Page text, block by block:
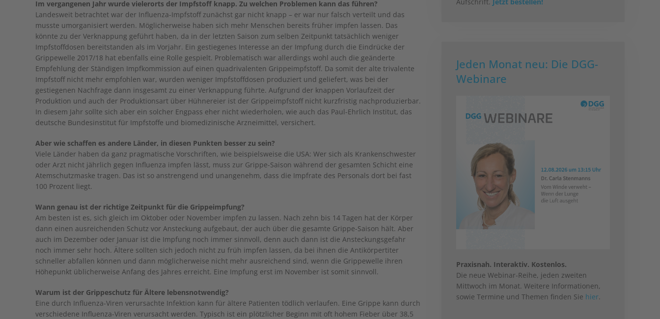
Im vergangenen Jahr wurde vielerorts der Impfstoff knapp. Zu welchen Problemen kann das führen?
Landesweit betrachtet war der Influenza-Impfstoff zunächst gar nicht knapp – er war nur falsch verteilt und das
musste umorganisiert werden. Möglicherweise haben sich mehr Menschen bereits früher impfen lassen. Das
könnte zu der Verknappung geführt haben, da in der letzten Saison zum selben Zeitpunkt tatsächlich weniger
Impfstoffdosen bereitstanden als im Vorjahr. Ein gestiegenes Interesse an der Impfung durch die Eindrücke der
Grippewelle 2017/18 hat ebenfalls eine Rolle gespielt. Problematisch war allerdings wohl auch die geänderte
Empfehlung der Ständigen Impfkommission auf einen quadrivalenten Grippeimpfstoff. Da somit der alte trivalente
Impfstoff nicht mehr empfohlen war, wurden weniger Impfstoffdosen produziert und geliefert, was bei der
gestiegenen Nachfrage dann insgesamt zu einer Verknappung führte. Aufgrund der knappen Vorlaufzeit der
Produktion und auch der Produktionsart über Hühnereier ist der Grippeimpfstoff nicht kurzfristig nachproduzierbar.
In diesem Jahr sollte sich aber ein solcher Engpass eher nicht wiederholen, wie auch das Paul-Ehrlich Institut, das
deutsche Bundesinstitut für Impfstoffe und biomedizinische Arzneimittel, versichert.
Aber wie schaffen es andere Länder, in diesen Punkten besser zu sein?
Viele Länder haben da ganz pragmatische Vorschriften, wie beispielsweise die USA: Wer sich als Krankenschwester
oder Arzt nicht jährlich gegen Influenza impfen lässt, muss zur Grippe-Saison während der gesamten Schicht eine
Atemschutzmaske tragen. Das ist so anstrengend und unangenehm, dass die Impfrate des Personals dort bei fast
100 Prozent liegt.
Wann genau ist der richtige Zeitpunkt für die Grippeimpfung?
Am besten ist es, sich gleich im Oktober oder November impfen zu lassen. Nach zehn bis 14 Tagen hat der Körper
dann einen ausreichenden Schutz vor Ansteckung aufgebaut, der auch über die gesamte Grippe-Saison hält. Aber
auch im Dezember oder Januar ist die Impfung noch immer sinnvoll, denn auch dann ist die Ansteckungsgefahr
noch immer sehr hoch. Ältere sollten sich jedoch nicht zu früh impfen lassen, da bei ihnen die Antikörpertiter
schneller abfallen können und dann möglicherweise nicht mehr ausreichend sind, wenn die Grippewelle ihren
Höhepunkt üblicherweise Anfang des Jahres erreicht. Eine Impfung erst im November ist somit sinnvoll.
Warum ist der Grippeschutz für Ältere lebensnotwendig?
Eine durch Influenza-Viren verursachte Infektion kann für ältere Patienten tödlich verlaufen. Eine Grippe kann durch
verschiedene Influenza-Viren verursacht werden. Typisch ist ein plötzlicher Beginn mit oft hohem Fieber über 38,5
Jeden Monat neu: Die DGG-
Webinare
Praxisnah. Interaktiv. Kostenlos.
Die neue Webinar-Reihe, jeden zweiten
Mittwoch im Monat. Weitere Informationen,
sowie Termine und Themen finden Sie hier.